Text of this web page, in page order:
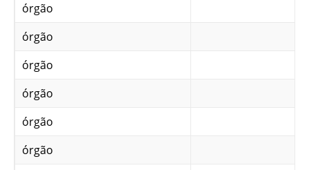
órgão
órgão
órgão
órgão
órgão
órgão